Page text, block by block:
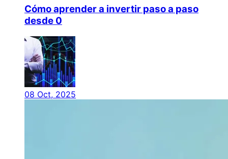
Cómo aprender a invertir paso a paso
desde 0
08 Oct, 2025